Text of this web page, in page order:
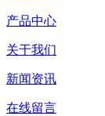
产品中心
关于我们
新闻资讯
在线留言